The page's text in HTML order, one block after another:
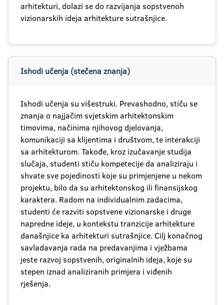
arhitekturi, dolazi se do razvijanja sopstvenoh
vizionarskih ideja arhitekture sutrašnjice.
Ishodi učenja (stečena znanja)
Ishodi učenja su višestruki. Prevashodno, stiču se
znanja o najjačim svjetskim arhitektonskim
timovima, načinima njihovog djelovanja,
komunikaciji sa klijentima i društvom, te interakciji
sa arhitekturom. Takođe, kroz izučavanje studija
slučaja, studenti stiču kompetecije da analiziraju i
shvate sve pojedinosti koje su primjenjene u nekom
projektu, bilo da su arhitektonskog ili finansijskog
karaktera. Radom na individualnim zadacima,
studenti će razviti sopstvene vizionarske i druge
napredne ideje, u kontekstu tranzicije arhitekture
današnjice ka arhitekturi sutrašnjice. Cilj konačnog
savladavanja rada na predavanjima i vježbama
jeste razvoj sopstvenih, originalnih ideja, koje su
stepen iznad analiziranih primjera i viđenih
rješenja.